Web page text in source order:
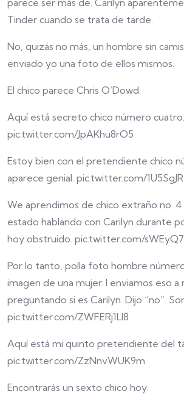
parece ser más de. Carilyn
Tinder cuando se trata de tarde.
No, quizás no más, un hombre sin
enviado yo una foto de ellos mismos.
El chico parece Chris O’Dowd.
Aquí está secreto chico número cuatro.
pic.twitter.com/JpAKhu8rO5
Estoy bien con el pretendiente chico
aparece genial. pic.twitter.com/
We aprendimos de chico extraño no. 4
estado hablando con Carilyn durante
hoy obstruido. pic.twitter.com/
Por lo tanto, polla foto hombre
imagen de una mujer. I enviamos eso
preguntando si es Carilyn. Dijo “no”.
pic.twitter.com/ZWFERj1Ll8
Aquí está mi quinto pretendiente del
pic.twitter.com/ZzNnvWUK9m
Encontrarás un sexto chico hoy.